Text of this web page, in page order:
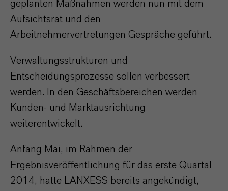
geplanten Maßnahmen werden nun mit dem
Aufsichtsrat und den
Arbeitnehmervertretungen Gespräche geführt.
Verwaltungsstrukturen und
Entscheidungsprozesse sollen verbessert
werden. In den Geschäftsbereichen werden
Kunden- und Marktausrichtung
weiterentwickelt.
Anfang Mai, im Rahmen der
Ergebnisveröffentlichung für das erste Quartal
2014, hatte LANXESS bereits angekündigt,